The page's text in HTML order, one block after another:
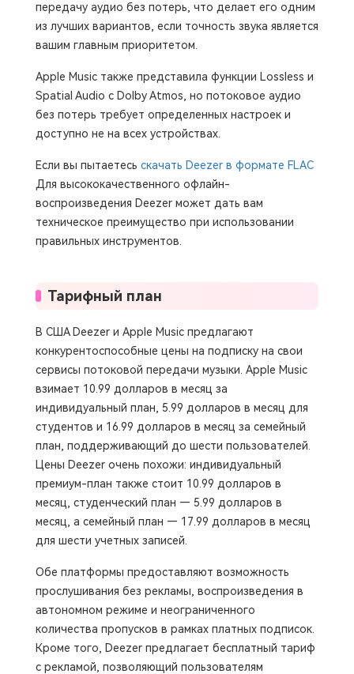
передачу аудио без потерь, что делает его одним
из лучших вариантов, если точность звука является
вашим главным приоритетом.
Apple Music также представила функции Lossless и
Spatial Audio с Dolby Atmos, но потоковое аудио
без потерь требует определенных настроек и
доступно не на всех устройствах.
Если вы пытаетесь скачать Deezer в формате FLAC
Для высококачественного офлайн-
воспроизведения Deezer может дать вам
техническое преимущество при использовании
правильных инструментов.
Тарифный план
В США Deezer и Apple Music предлагают
конкурентоспособные цены на подписку на свои
сервисы потоковой передачи музыки. Apple Music
взимает 10.99 долларов в месяц за
индивидуальный план, 5.99 долларов в месяц для
студентов и 16.99 долларов в месяц за семейный
план, поддерживающий до шести пользователей.
Цены Deezer очень похожи: индивидуальный
премиум-план также стоит 10.99 долларов в
месяц, студенческий план — 5.99 долларов в
месяц, а семейный план — 17.99 долларов в месяц
для шести учетных записей.
Обе платформы предоставляют возможность
прослушивания без рекламы, воспроизведения в
автономном режиме и неограниченного
количества пропусков в рамках платных подписок.
Кроме того, Deezer предлагает бесплатный тариф
с рекламой, позволяющий пользователям